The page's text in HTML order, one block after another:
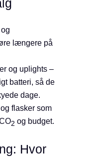
længere på
og uplights –
batteri, så de
dage.
flasker som
2 og budget.
Hvor